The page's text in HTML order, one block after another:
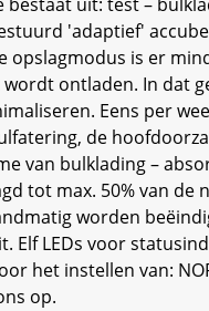
'adaptief'
opslagmodus is er
ontladen. In dat
Eens per
de
van bulklading –
tot max. 50% van
worden
LEDs voor
het instellen van:
op.